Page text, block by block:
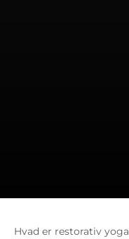
Hvad er restorativ yoga